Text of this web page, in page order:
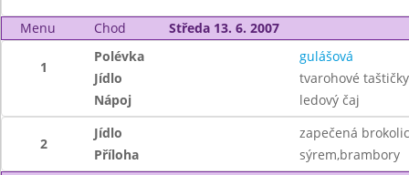
Menu Chod Středa 13. 6. 2007
1
Polévka
gulášová
Jídlo
tvarohové
Nápoj
ledový čaj
2
Jídlo
zapečená
Příloha
sýrem,brambory